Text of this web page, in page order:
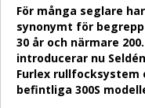
För många seglare
synonymt för
30 år och närmare
introducerar nu
Furlex rullfocksystem
befintliga 300S